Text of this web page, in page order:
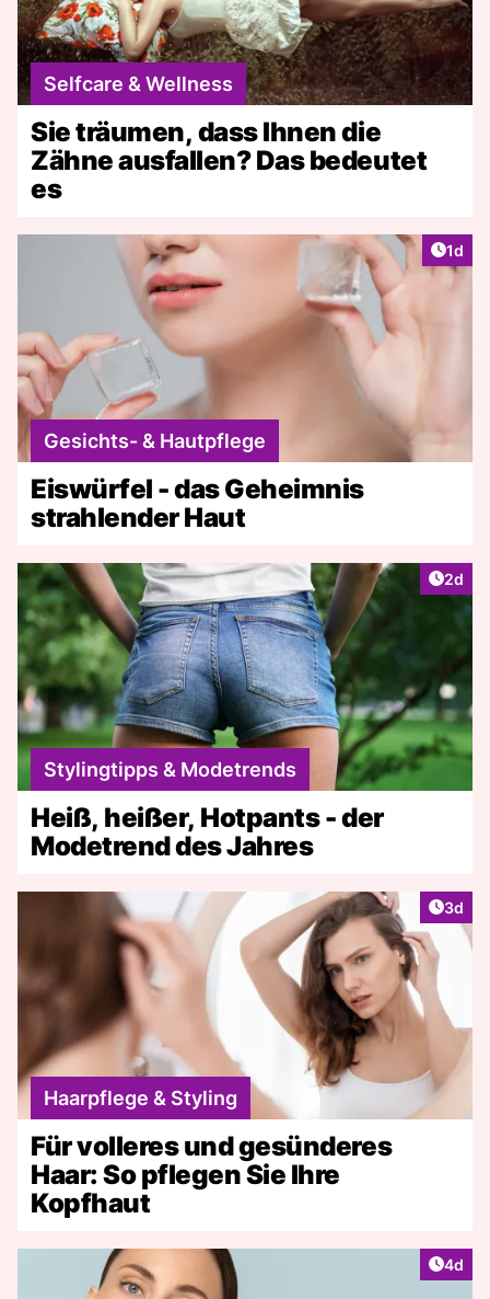
Selfcare & Wellness
Sie träumen, dass Ihnen die
Zähne ausfallen? Das bedeutet
es
1d
Gesichts- & Hautpflege
Eiswürfel - das Geheimnis
strahlender Haut
2d
Stylingtipps & Modetrends
Heiß, heißer, Hotpants - der
Modetrend des Jahres
3d
Haarpflege & Styling
Für volleres und gesünderes
Haar: So pflegen Sie Ihre
Kopfhaut
4d